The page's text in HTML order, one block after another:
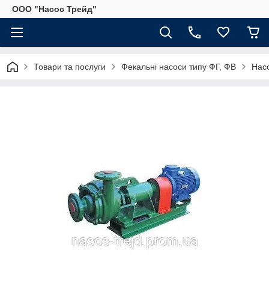
ООО "Насос Трейд"
Товари та послуги Фекальні насоси типу ФГ, ФВ